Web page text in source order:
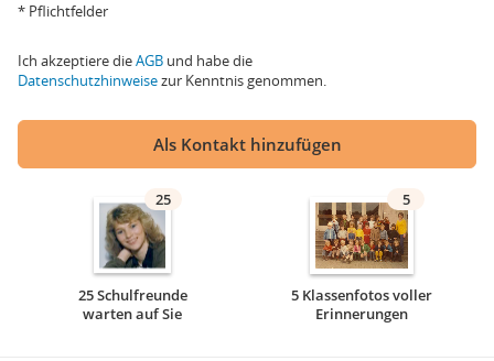
* Pflichtfelder
Ich akzeptiere dieAGB und habe die
Datenschutzhinweisezur Kenntnis genommen.
Als Kontakt hinzufügen
25
25 Schulfreunde
warten auf Sie
5
5 Klassenfotos voller
Erinnerungen